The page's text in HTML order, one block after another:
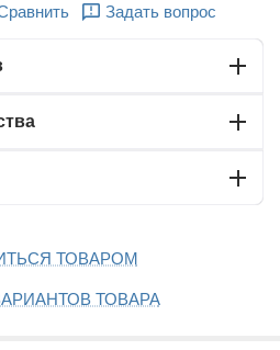
Задать вопрос
ТОВАРОМ
ТОВАРА